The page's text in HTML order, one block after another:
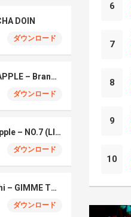
DOIN
ダウンロード
Mrs. GREEN APPLE – Brand New
ダウンロード
Mrs. Green Apple – NO.7 (LIVE)
ダウンロード
Naniwa Danshi – GIMME THE DAY
ダウンロード
6
7
8
9
10